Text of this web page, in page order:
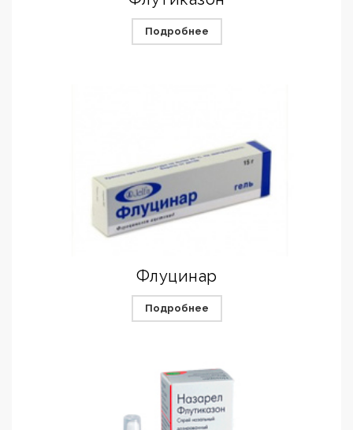
Подробнее
Флуцинар
Подробнее